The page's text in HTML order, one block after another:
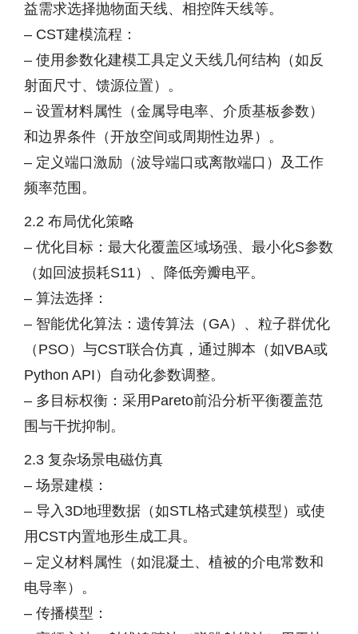
益需求选择抛物面天线、相控阵天线等。
– CST建模流程：
– 使用参数化建模工具定义天线几何结构（如反
射面尺寸、馈源位置）。
– 设置材料属性（金属导电率、介质基板参数）
和边界条件（开放空间或周期性边界）。
– 定义端口激励（波导端口或离散端口）及工作
频率范围。
2.2 布局优化策略
– 优化目标：最大化覆盖区域场强、最小化S参数
（如回波损耗S11）、降低旁瓣电平。
– 算法选择：
– 智能优化算法：遗传算法（GA）、粒子群优化
（PSO）与CST联合仿真，通过脚本（如VBA或
Python API）自动化参数调整。
– 多目标权衡：采用Pareto前沿分析平衡覆盖范
围与干扰抑制。
2.3 复杂场景电磁仿真
– 场景建模：
– 导入3D地理数据（如STL格式建筑模型）或使
用CST内置地形生成工具。
– 定义材料属性（如混凝土、植被的介电常数和
电导率）。
– 传播模型：